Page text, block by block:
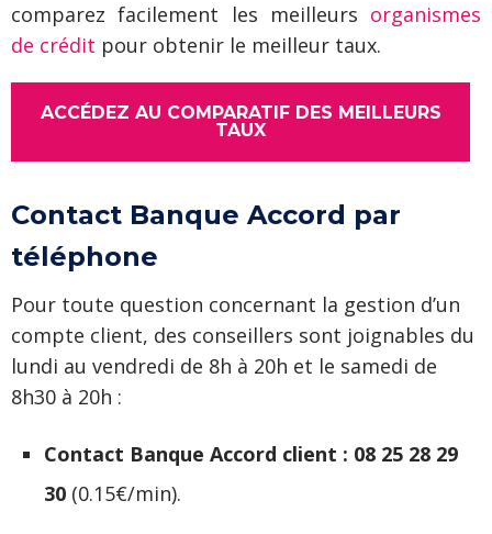
comparez facilement les meilleurs organismes
de crédit pour obtenir le meilleur taux.
ACCÉDEZ AU COMPARATIF DES MEILLEURS
TAUX
Contact Banque Accord par
téléphone
Pour toute question concernant la gestion d’un
compte client, des conseillers sont joignables du
lundi au vendredi de 8h à 20h et le samedi de
8h30 à 20h :
Contact Banque Accord client : 08 25 28 29
30 (0.15€/min).